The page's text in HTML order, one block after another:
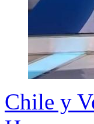
Chile y